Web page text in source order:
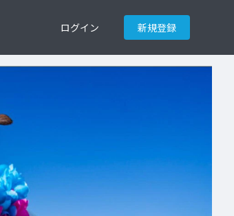
ログイン 新規登録